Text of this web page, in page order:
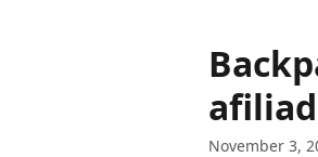
November 3,